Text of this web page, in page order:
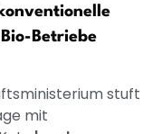
Betriebe
stuft
mit